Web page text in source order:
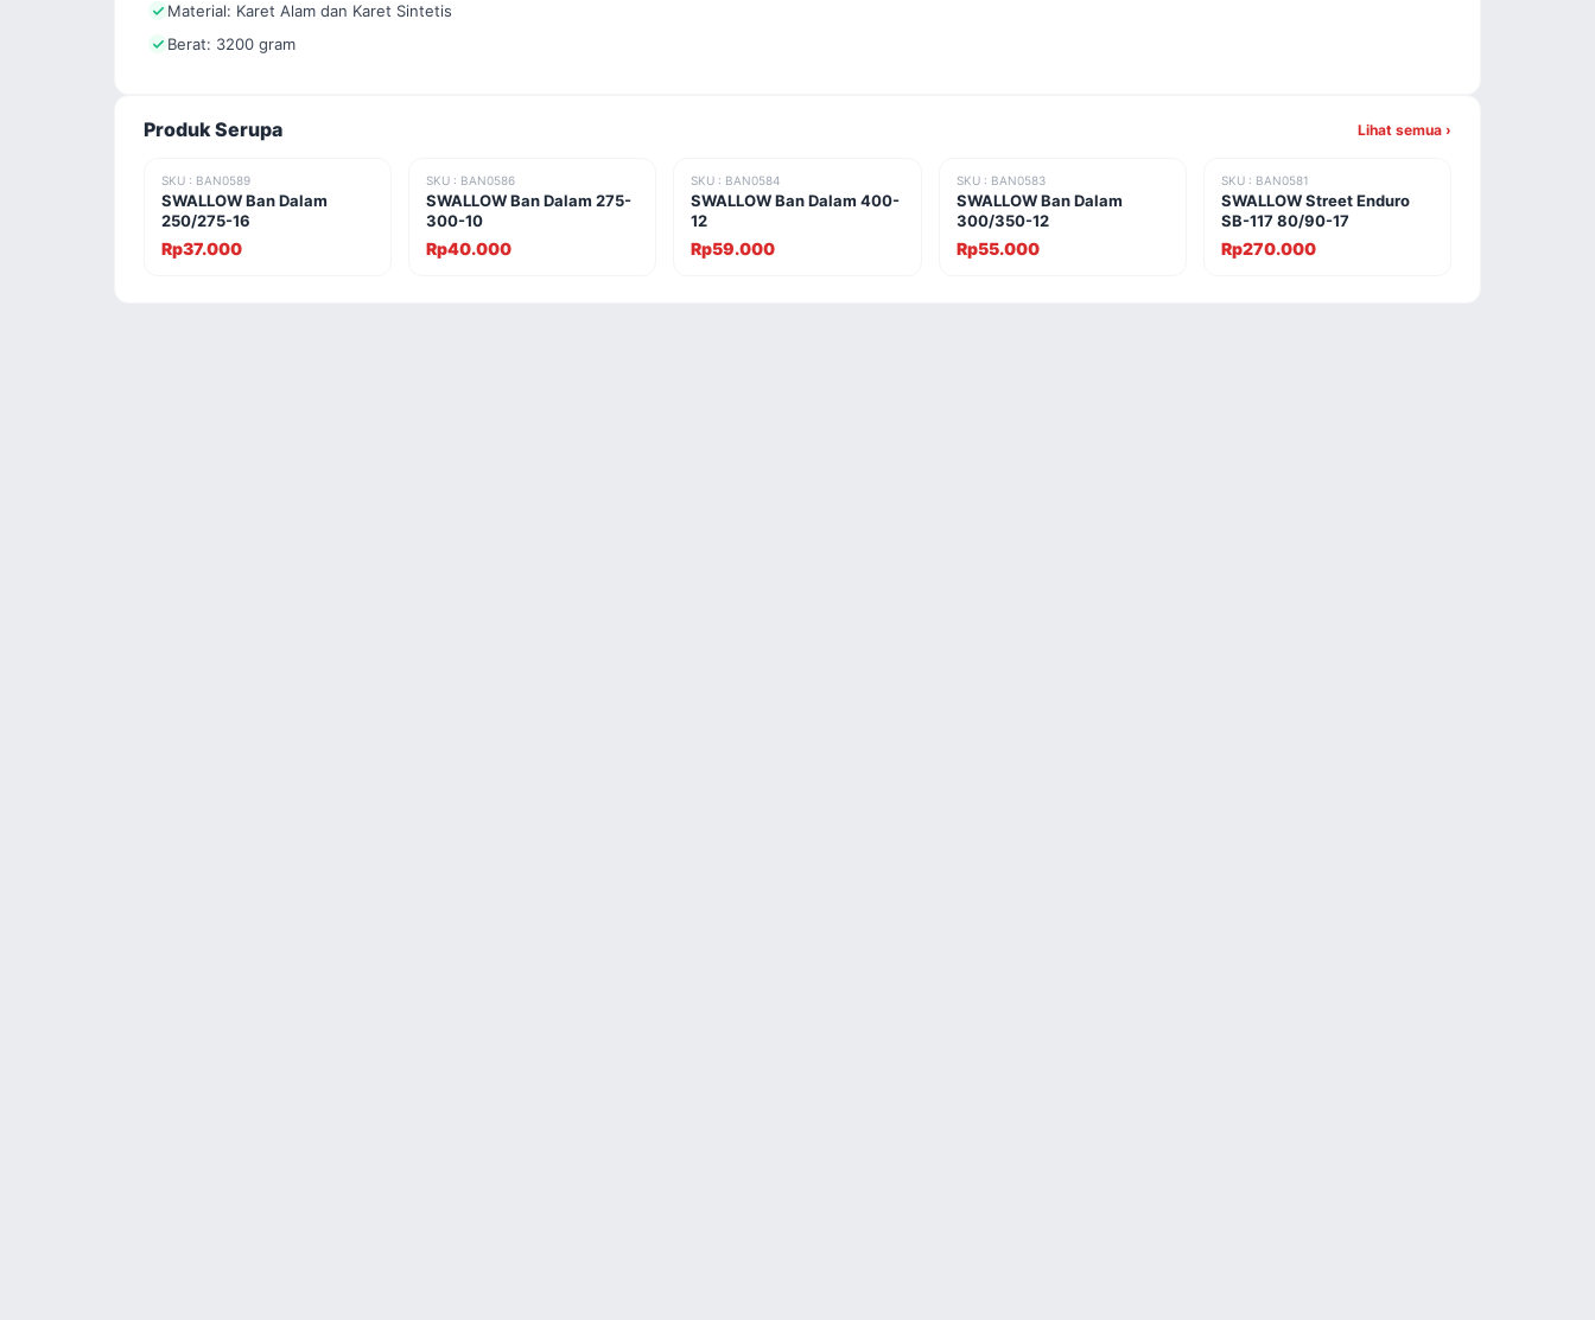
Material: Karet Alam dan Karet Sintetis
Berat: 3200 gram
Produk Serupa Lihat semua ›
SKU : BAN0589
SWALLOW Ban Dalam
250/275-16
Rp37.000
SKU : BAN0586
SWALLOW Ban Dalam 275-
300-10
Rp40.000
SKU : BAN0584
SWALLOW Ban Dalam 400-
12
Rp59.000
SKU : BAN0583
SWALLOW Ban Dalam
300/350-12
Rp55.000
SKU : BAN0581
SWALLOW Street Enduro
SB-117 80/90-17
Rp270.000